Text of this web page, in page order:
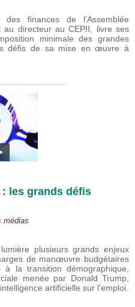
finances de l’Assemblée
au directeur au CEPII, livre ses
minimale des grandes
défis de sa mise en œuvre à
les grands défis
médias
plusieurs grands enjeux
de manœuvre budgétaires
la transition démographique,
menée par Donald Trump,
artificielle sur l’emploi.